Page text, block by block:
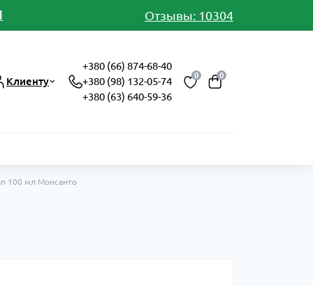
Отзывы: 10304
Клиенту
+380 (66) 874-68-40
+380 (98) 132-05-74
+380 (63) 640-59-36
0 0
100 мл Монсанто